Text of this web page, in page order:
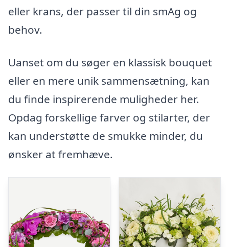
eller krans, der passer til din smAg og
behov.
Uanset om du søger en klassisk bouquet
eller en mere unik sammensætning, kan
du finde inspirerende muligheder her.
Opdag forskellige farver og stilarter, der
kan understøtte de smukke minder, du
ønsker at fremhæve.